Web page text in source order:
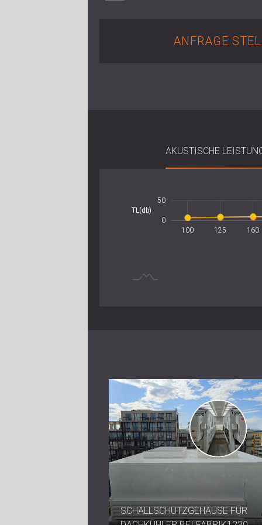
ANFRAGE
AKUSTISCHE
TL(db)
0
50
100 125 160
SCHALLSCHUTZGEHÄUSE FÜR